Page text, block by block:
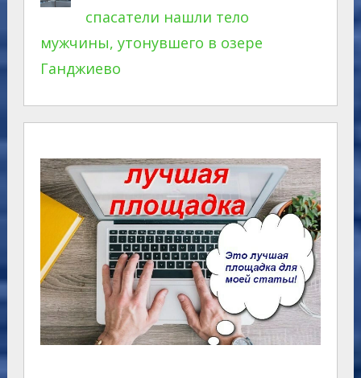
спасатели нашли тело
мужчины, утонувшего в озере
Ганджиево